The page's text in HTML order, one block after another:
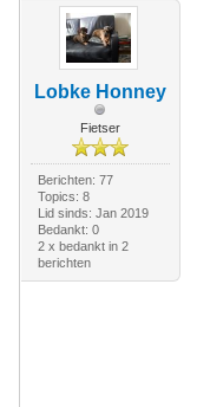
Lobke Honney
Fietser
Berichten: 77
Topics: 8
Lid sinds: Jan 2019
Bedankt: 0
2 x bedankt in 2
berichten